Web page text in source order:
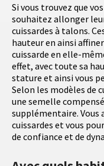
Si vous trouvez que
souhaitez allonger
cuissardes à talons.
hauteur en ainsi
cuissarde en elle-
effet, avec toute sa
stature et ainsi vous
Selon les modèles de
une semelle
supplémentaire. Vous
cuissardes et vous
de confiance et de